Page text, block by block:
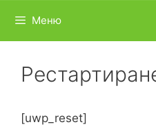
Меню
[uwp_reset]